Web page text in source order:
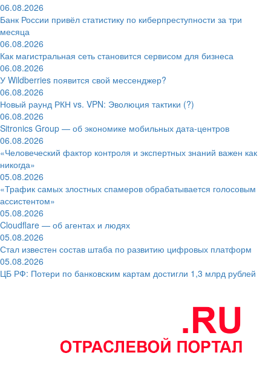
06.08.2026
Банк России привёл статистику по киберпреступности за три
месяца
06.08.2026
Как магистральная сеть становится сервисом для бизнеса
06.08.2026
У Wildberries появится свой мессенджер?
06.08.2026
Новый раунд РКН vs. VPN: Эволюция тактики (?)
06.08.2026
Sitronics Group — об экономике мобильных дата-центров
06.08.2026
«Человеческий фактор контроля и экспертных знаний важен как
никогда»
05.08.2026
«Трафик самых злостных спамеров обрабатывается голосовым
ассистентом»
05.08.2026
Cloudflare — об агентах и людях
05.08.2026
Стал известен состав штаба по развитию цифровых платформ
05.08.2026
ЦБ РФ: Потери по банковским картам достигли 1,3 млрд рублей